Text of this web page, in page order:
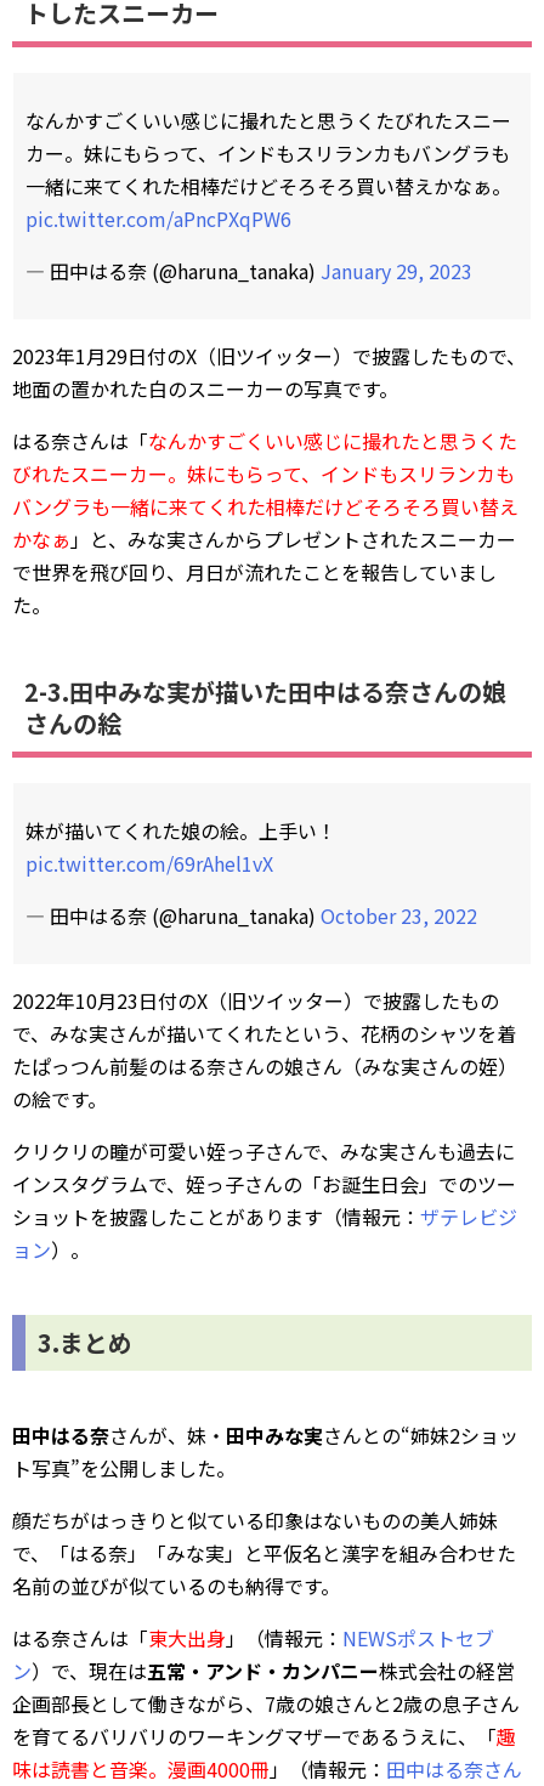
トしたスニーカー
なんかすごくいい感じに撮れたと思うくたびれたスニー
カー。妹にもらって、インドもスリランカもバングラも
一緒に来てくれた相棒だけどそろそろ買い替えかなぁ。
pic.twitter.com/aPncPXqPW6
— 田中はる奈 (@haruna_tanaka) January 29, 2023
2023年1月29日付のX（旧ツイッター）で披露したもので、
地面の置かれた白のスニーカーの写真です。
はる奈さんは「なんかすごくいい感じに撮れたと思うくた
びれたスニーカー。妹にもらって、インドもスリランカも
バングラも一緒に来てくれた相棒だけどそろそろ買い替え
かなぁ」と、みな実さんからプレゼントされたスニーカー
で世界を飛び回り、月日が流れたことを報告していまし
た。
2-3.田中みな実が描いた田中はる奈さんの娘
さんの絵
妹が描いてくれた娘の絵。上手い！
pic.twitter.com/69rAhel1vX
— 田中はる奈 (@haruna_tanaka) October 23, 2022
2022年10月23日付のX（旧ツイッター）で披露したもの
で、みな実さんが描いてくれたという、花柄のシャツを着
たぱっつん前髪のはる奈さんの娘さん（みな実さんの姪）
の絵です。
クリクリの瞳が可愛い姪っ子さんで、みな実さんも過去に
インスタグラムで、姪っ子さんの「お誕生日会」でのツー
ショットを披露したことがあります（情報元： ザテレビジ
ョン）。
3.まとめ
田中はる奈さんが、妹・ 田中みな実さんとの“姉妹2ショッ
ト写真”を公開しました。
顔だちがはっきりと似ている印象はないものの美人姉妹
で、「はる奈」「みな実」と平仮名と漢字を組み合わせた
名前の並びが似ているのも納得です。
はる奈さんは「東大出身」（情報元： NEWSポストセブ
ン）で、現在は五常・アンド・カンパニー株式会社の経営
企画部長として働きながら、7歳の娘さんと2歳の息子さん
を育てるバリバリのワーキングマザーであるうえに、「趣
味は読書と音楽。漫画4000冊」（情報元： 田中はる奈さん